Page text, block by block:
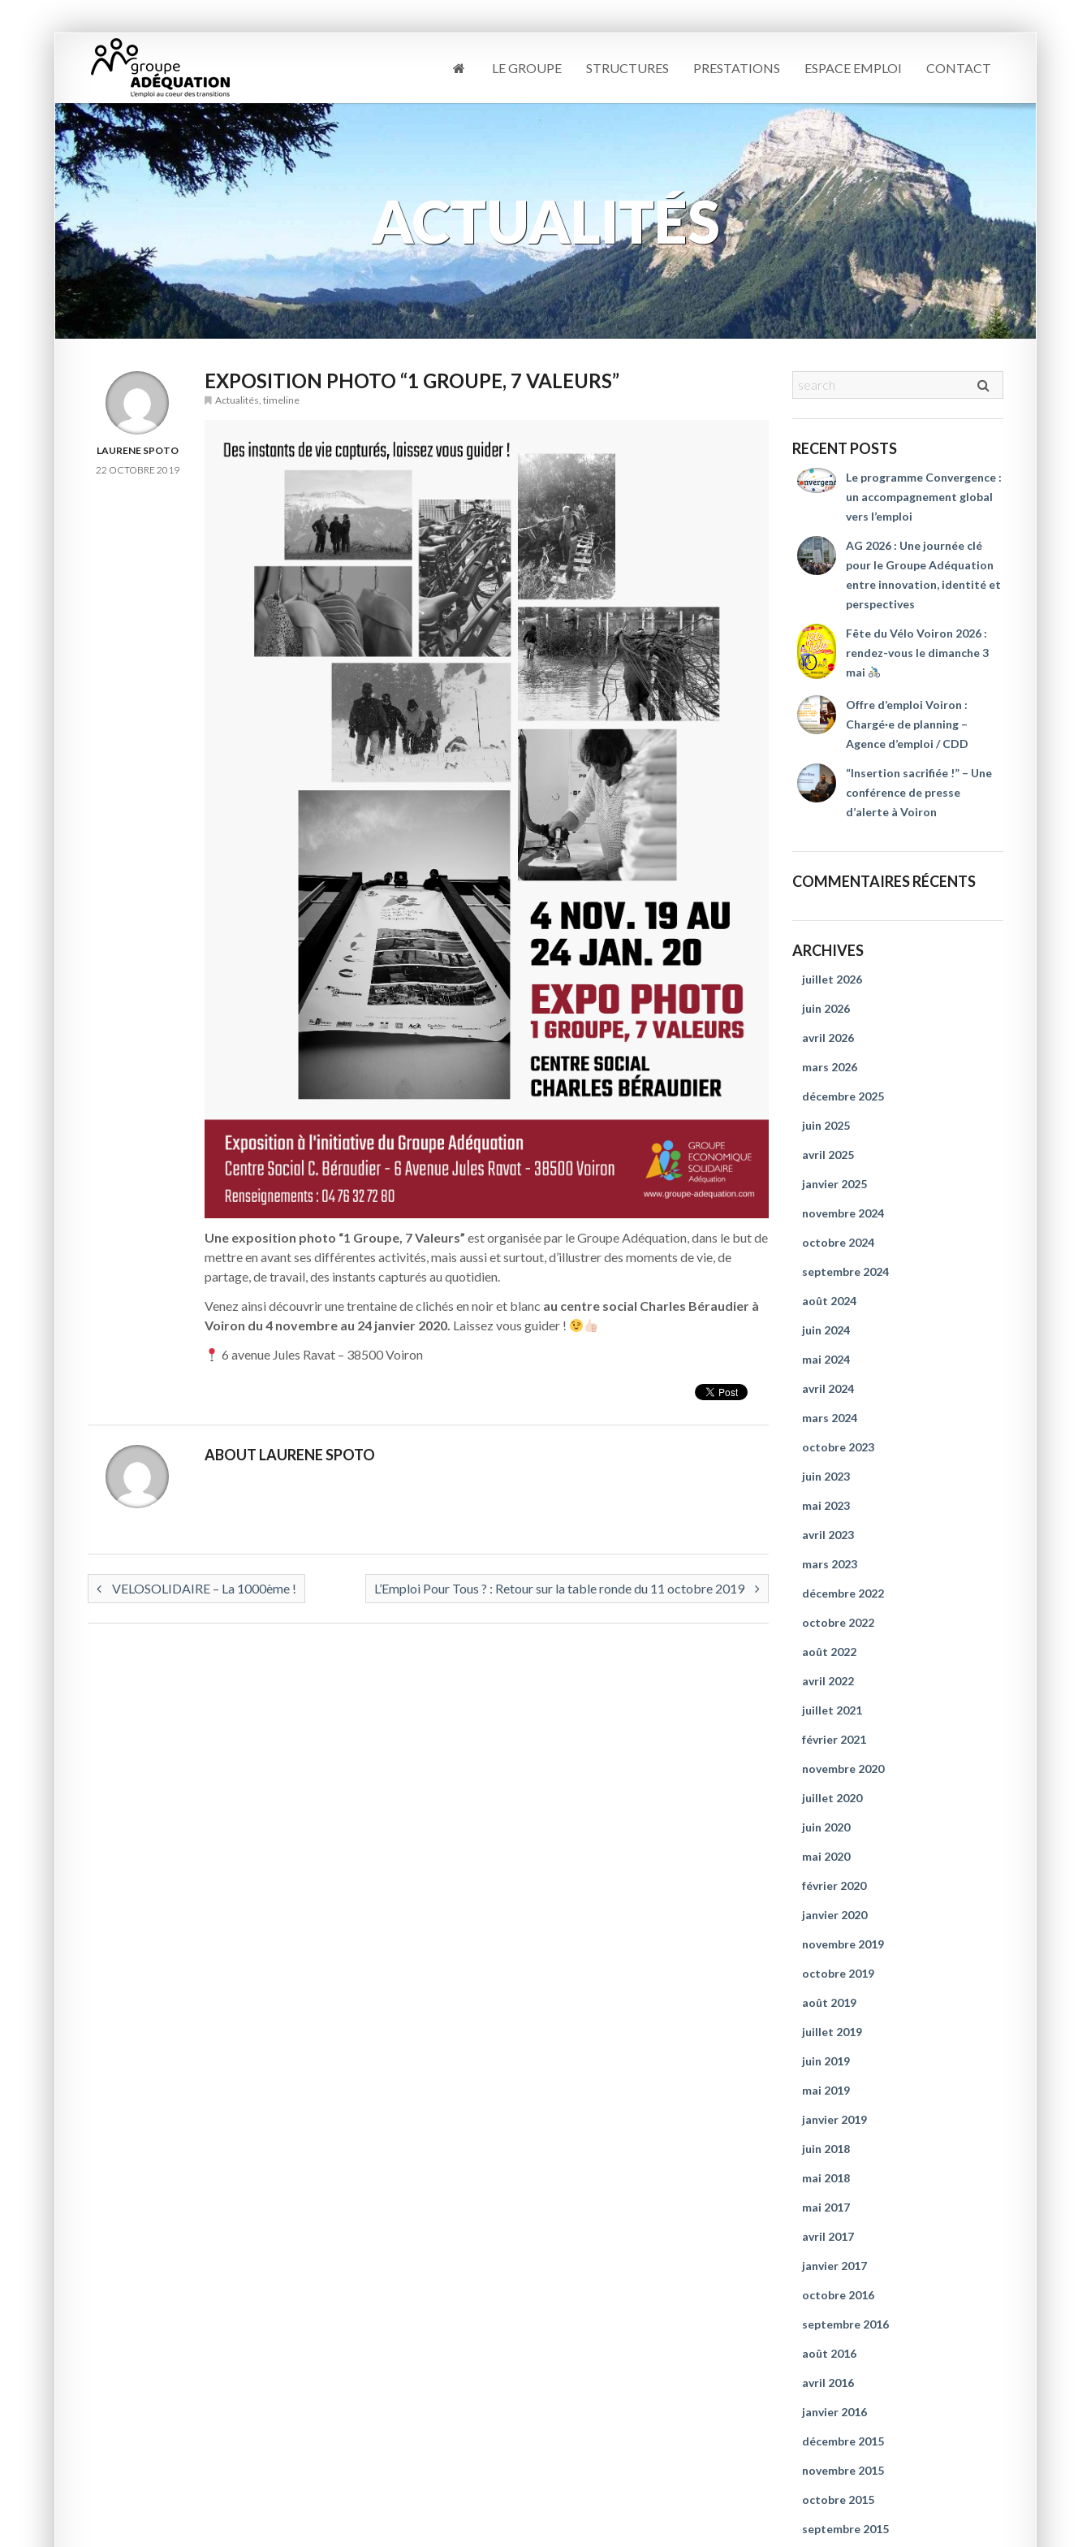
LE GROUPE STRUCTURES PRESTATIONS ESPACE EMPLOI CONTACT
ACTUALITÉS
LAURENE SPOTO
22 OCTOBRE 2019
EXPOSITION PHOTO “1 GROUPE, 7 VALEURS”
Actualités timeline
Une exposition photo “1 Groupe, 7 Valeurs” est organisée par le Groupe Adéquation, dans le but de
mettre en avant ses différentes activités, mais aussi et surtout, d’illustrer des moments de vie, de
partage, de travail, des instants capturés au quotidien.
Venez ainsi découvrir une trentaine de clichés en noir et blanc au centre social Charles Béraudier à
Voiron du 4 novembre au 24 janvier 2020. Laissez vous guider !
6 avenue Jules Ravat – 38500 Voiron
ABOUT LAURENE SPOTO
VELOSOLIDAIRE – La 1000ème ! L’Emploi Pour Tous ? : Retour sur la table ronde du 11 octobre 2019
RECENT POSTS
Le programme Convergence :
un accompagnement global
vers l’emploi
AG 2026 : Une journée clé
pour le Groupe Adéquation
entre innovation, identité et
perspectives
Fête du Vélo Voiron 2026 :
rendez-vous le dimanche 3
mai
Offre d’emploi Voiron :
Chargé·e de planning –
Agence d’emploi / CDD
“Insertion sacrifiée !” – Une
conférence de presse
d’alerte à Voiron
COMMENTAIRES RÉCENTS
ARCHIVES
juillet 2026
juin 2026
avril 2026
mars 2026
décembre 2025
juin 2025
avril 2025
janvier 2025
novembre 2024
octobre 2024
septembre 2024
août 2024
juin 2024
mai 2024
avril 2024
mars 2024
octobre 2023
juin 2023
mai 2023
avril 2023
mars 2023
décembre 2022
octobre 2022
août 2022
avril 2022
juillet 2021
février 2021
novembre 2020
juillet 2020
juin 2020
mai 2020
février 2020
janvier 2020
novembre 2019
octobre 2019
août 2019
juillet 2019
juin 2019
mai 2019
janvier 2019
juin 2018
mai 2018
mai 2017
avril 2017
janvier 2017
octobre 2016
septembre 2016
août 2016
avril 2016
janvier 2016
décembre 2015
novembre 2015
octobre 2015
septembre 2015